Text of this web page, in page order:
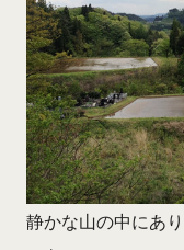
静かな山の中にあ